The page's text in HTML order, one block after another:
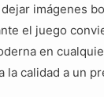
imágenes
el juego
en
la calidad a un